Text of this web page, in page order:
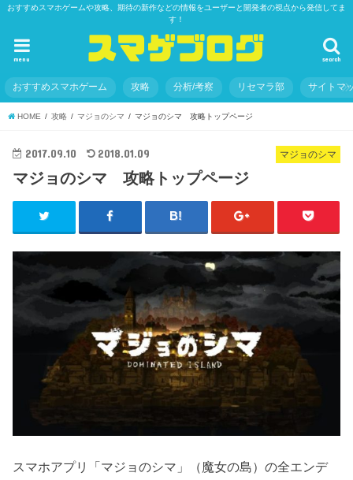
おすすめスマホゲームや攻略、期待の新作などの情報をユーザーと開発者の視点から発信してま
す！
search
menu
おすすめスマホゲーム 攻略 分析/考察 リセマラ部 サイトマ
HOME 攻略 マジョのシマ マジョのシマ 攻略トップページ
マジョのシマ
2017.09.10 2018.01.09
マジョのシマ 攻略トップページ
スマホアプリ「マジョのシマ」（魔女の島）の全エンデ